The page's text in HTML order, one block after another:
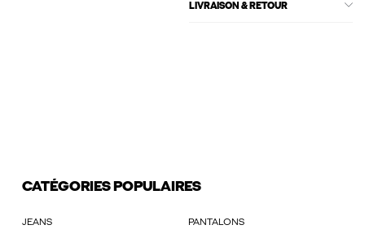
LIVRAISON & RETOUR
CATÉGORIES POPULAIRES
JEANS PANTALONS